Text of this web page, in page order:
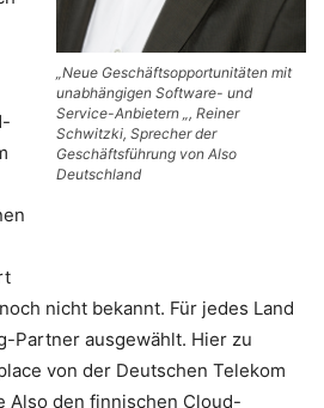
„Neue Geschäftsopportunitäten mit
unabhängigen Software- und
Service-Anbietern „, Reiner
Schwitzki, Sprecher der
Geschäftsführung von Also
Deutschland
nicht bekannt. Für jedes Land
Partner ausgewählt. Hier zu
von der Deutschen Telekom
Also den finnischen Cloud-